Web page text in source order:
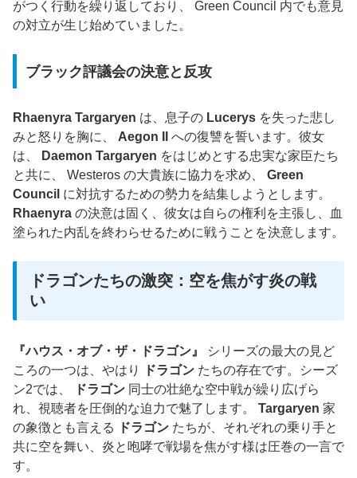
がつく行動を繰り返しており、 Green Council 内でも意見
の対立が生じ始めていました。
ブラック評議会の決意と反攻
Rhaenyra Targaryen は、息子の Lucerys を失った悲し
みと怒りを胸に、 Aegon II
への復讐を誓います。彼女
は、
Daemon Targaryen をはじめとする忠実な家臣たち
と共に、 Westeros の大貴族に協力を求め、 Green
Council に対抗するための勢力を結集しようとします。
Rhaenyra の決意は固く、彼女は自らの権利を主張し、血
塗られた内乱を終わらせるために戦うことを決意します。
ドラゴンたちの激突：空を焦がす炎の戦
い
『ハウス・オブ・ザ・ドラゴン』
シリーズの最大の見ど
ころの一つは、やはり
ドラゴン たちの存在です。シーズ
ン2では、
ドラゴン 同士の壮絶な空中戦が繰り広げら
れ、視聴者を圧倒的な迫力で魅了します。 Targaryen 家
の象徴とも言える
ドラゴン たちが、それぞれの乗り手と
共に空を舞い、炎と咆哮で戦場を焦がす様は圧巻の一言で
す。